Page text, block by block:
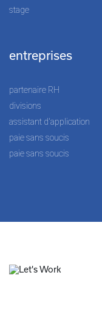
stage
entreprises
partenaire RH
divisions
assistant d'application
paie sans soucis
paie sans soucis